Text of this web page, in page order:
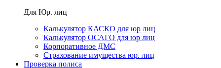
Для Юр. лиц
Калькулятор КАСКО для юр лиц
Калькулятор ОСАГО для юр лиц
Корпоративное ДМС
Страхование имущества юр. лиц
Проверка полиса